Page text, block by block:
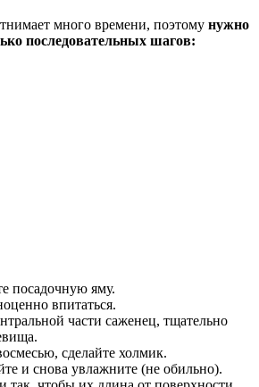
много времени, поэтому нужно
последовательных шагов:
посадочную яму.
впитаться.
части саженец, тщательно
сделайте холмик.
и снова увлажните (не обильно).